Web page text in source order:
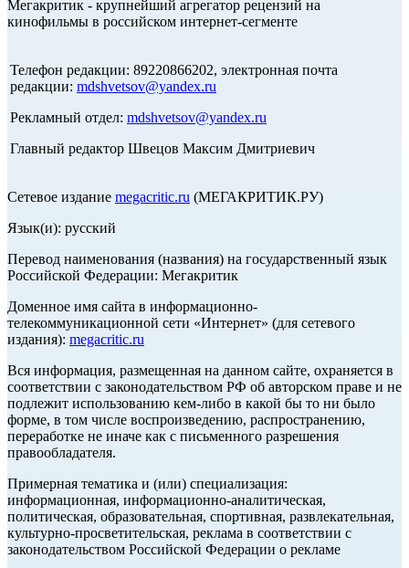
Мегакритик - крупнейший агрегатор рецензий на
кинофильмы в российском интернет-сегменте
Телефон редакции: 89220866202, электронная почта
редакции: mdshvetsov@yandex.ru
Рекламный отдел: mdshvetsov@yandex.ru
Главный редактор Швецов Максим Дмитриевич
Сетевое издание megacritic.ru (МЕГАКРИТИК.РУ)
Язык(и): русский
Перевод наименования (названия) на государственный язык
Российской Федерации: Мегакритик
Доменное имя сайта в информационно-
телекоммуникационной сети «Интернет» (для сетевого
издания): megacritic.ru
Вся информация, размещенная на данном сайте, охраняется в
соответствии с законодательством РФ об авторском праве и не
подлежит использованию кем-либо в какой бы то ни было
форме, в том числе воспроизведению, распространению,
переработке не иначе как с письменного разрешения
правообладателя.
Примерная тематика и (или) специализация:
информационная, информационно-аналитическая,
политическая, образовательная, спортивная, развлекательная,
культурно-просветительская, реклама в соответствии с
законодательством Российской Федерации о рекламе